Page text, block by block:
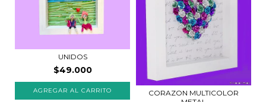
UNIDOS
$49.000
CORAZON MULTICOLOR